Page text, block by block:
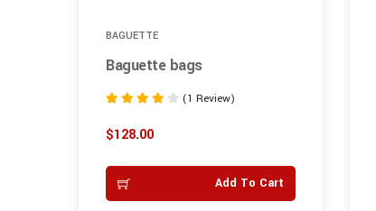
BAGUETTE
Baguette bags
4.00
out of 5
(1 Review)
$128.00
Add To Cart